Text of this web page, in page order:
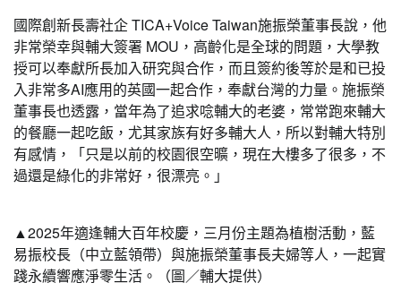
國際創新長壽社企 TICA+Voice Taiwan施振榮董事長說，他
非常榮幸與輔大簽署 MOU，高齡化是全球的問題，大學教
授可以奉獻所長加入研究與合作，而且簽約後等於是和已投
入非常多AI應用的英國一起合作，奉獻台灣的力量。施振榮
董事長也透露，當年為了追求唸輔大的老婆，常常跑來輔大
的餐廳一起吃飯，尤其家族有好多輔大人，所以對輔大特別
有感情，「只是以前的校園很空曠，現在大樓多了很多，不
過還是綠化的非常好，很漂亮。」
▲2025年適逢輔大百年校慶，三月份主題為植樹活動，藍
易振校長（中立藍領帶）與施振榮董事長夫婦等人，一起實
踐永續響應淨零生活。（圖／輔大提供）